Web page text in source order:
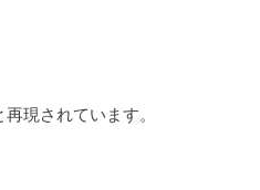
現されています。